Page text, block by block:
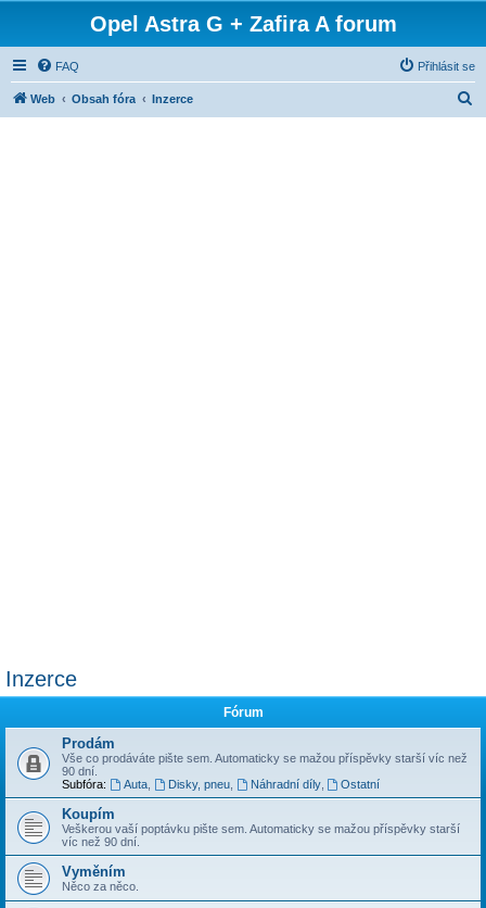
Opel Astra G + Zafira A forum
FAQ Přihlásit se
Web Obsah fóra Inzerce
Inzerce
Fórum
Prodám
Vše co prodáváte pište sem. Automaticky se mažou příspěvky starší víc než
90 dní.
Subfóra:
Auta, Disky, pneu, Náhradní díly, Ostatní
Koupím
Veškerou vaší poptávku pište sem. Automaticky se mažou příspěvky starší
víc než 90 dní.
Vyměním
Něco za něco.